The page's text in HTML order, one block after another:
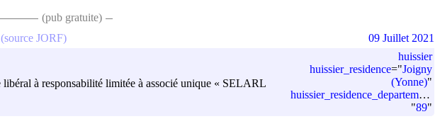
(pub gratuite)
à responsabilité limitée à associé unique « SELARL
huissier
huissier_residence="Joigny
(Yonne)"
huissier_residence_departement_code
"89"
(source JORF) 09 Juillet 2021